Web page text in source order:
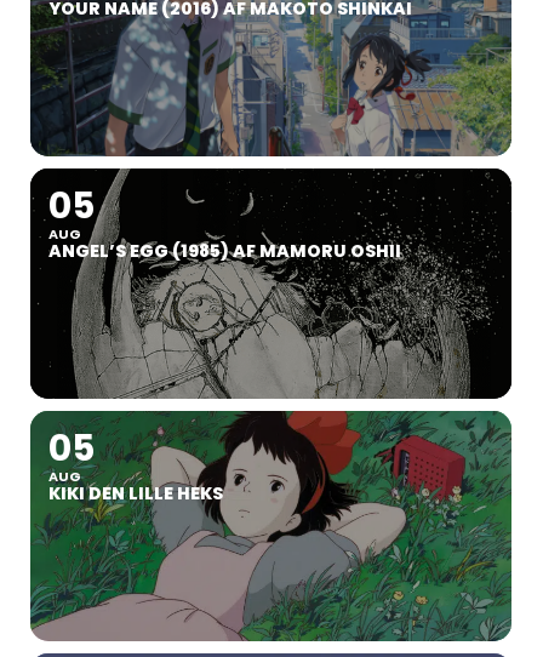
YOUR NAME (2016) AF MAKOTO SHINKAI
05
AUG
ANGEL’S EGG (1985) AF MAMORU OSHII
05
AUG
KIKI DEN LILLE HEKS